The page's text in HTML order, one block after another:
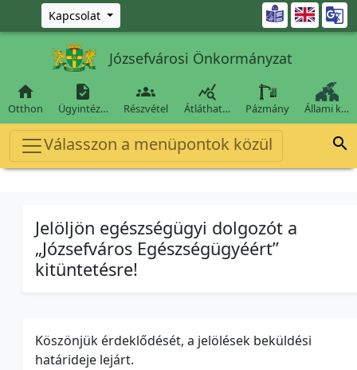
Ugrás a fő tartalomra
Kapcsolat 
Józsefvárosi Önkormányzat

Otthon

Ügyintéz…

Részvétel

Átláthat… Pázmány Állami k…
Válasszon a menüpontok közül 
Jelöljön egészségügyi dolgozót a
„Józsefváros Egészségügyéért”
kitüntetésre!
Köszönjük érdeklődését, a jelölések beküldési
határideje lejárt.